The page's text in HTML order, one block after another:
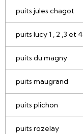
puits jules chagot
puits lucy 1 , 2 ,3 et 4
puits du magny
puits maugrand
puits plichon
puits rozelay